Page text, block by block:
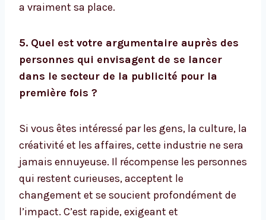
a vraiment sa place.
5. Quel est votre argumentaire auprès des
personnes qui envisagent de se lancer
dans le secteur de la publicité pour la
première fois ?
Si vous êtes intéressé par les gens, la culture, la
créativité et les affaires, cette industrie ne sera
jamais ennuyeuse. Il récompense les personnes
qui restent curieuses, acceptent le
changement et se soucient profondément de
l’impact. C’est rapide, exigeant et